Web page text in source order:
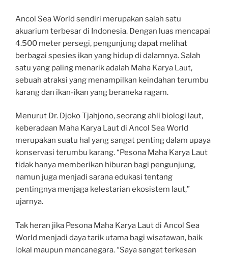
Ancol Sea World sendiri merupakan salah satu
akuarium terbesar di Indonesia. Dengan luas mencapai
4.500 meter persegi, pengunjung dapat melihat
berbagai spesies ikan yang hidup di dalamnya. Salah
satu yang paling menarik adalah Maha Karya Laut,
sebuah atraksi yang menampilkan keindahan terumbu
karang dan ikan-ikan yang beraneka ragam.
Menurut Dr. Djoko Tjahjono, seorang ahli biologi laut,
keberadaan Maha Karya Laut di Ancol Sea World
merupakan suatu hal yang sangat penting dalam upaya
konservasi terumbu karang. “Pesona Maha Karya Laut
tidak hanya memberikan hiburan bagi pengunjung,
namun juga menjadi sarana edukasi tentang
pentingnya menjaga kelestarian ekosistem laut,”
ujarnya.
Tak heran jika Pesona Maha Karya Laut di Ancol Sea
World menjadi daya tarik utama bagi wisatawan, baik
lokal maupun mancanegara. “Saya sangat terkesan